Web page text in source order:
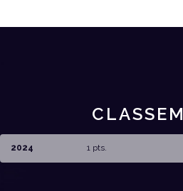
2024 1 pts.